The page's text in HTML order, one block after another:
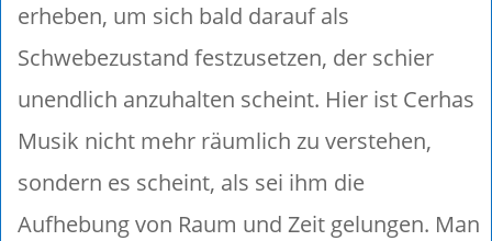
erheben, um sich bald darauf als
Schwebezustand festzusetzen, der schier
unendlich anzuhalten scheint. Hier ist Cerhas
Musik nicht mehr räumlich zu verstehen,
sondern es scheint, als sei ihm die
Aufhebung von Raum und Zeit gelungen. Man